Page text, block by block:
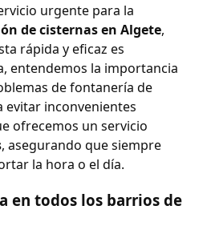
urgente para la
de cisternas en Algete,
rápida y eficaz es
entendemos la importancia
de fontanería de
evitar inconvenientes
ofrecemos un servicio
, asegurando que siempre
la hora o el día.
en todos los barrios de